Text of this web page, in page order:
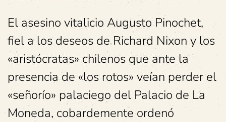
El asesino vitalicio Augusto Pinochet,
fiel a los deseos de Richard Nixon y los
«aristócratas» chilenos que ante la
presencia de «los rotos» veían perder el
«señorío» palaciego del Palacio de La
Moneda, cobardemente ordenó